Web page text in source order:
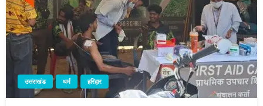
उत्तराखंड धर्म हरिद्वार